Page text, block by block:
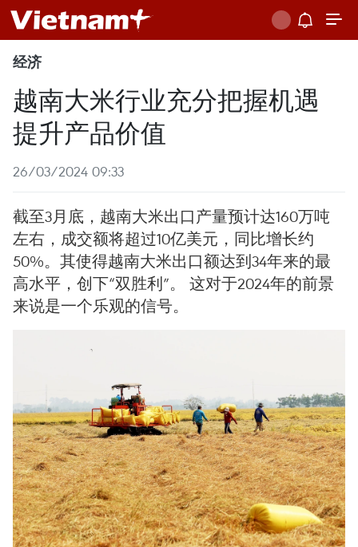
经济
越南大米行业充分把握机遇
提升产品价值
26/03/2024 09:33
截至3月底，越南大米出口产量预计达160万吨
左右，成交额将超过10亿美元，同比增长约
50%。其使得越南大米出口额达到34年来的最
高水平，创下“双胜利”。 这对于2024年的前景
来说是一个乐观的信号。